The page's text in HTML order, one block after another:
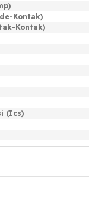
Kontak)
Kontak)
(Ics)